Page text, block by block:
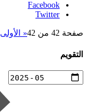
Facebook
Twitter
صفحة 42 من 42 « الأولى
التقويم